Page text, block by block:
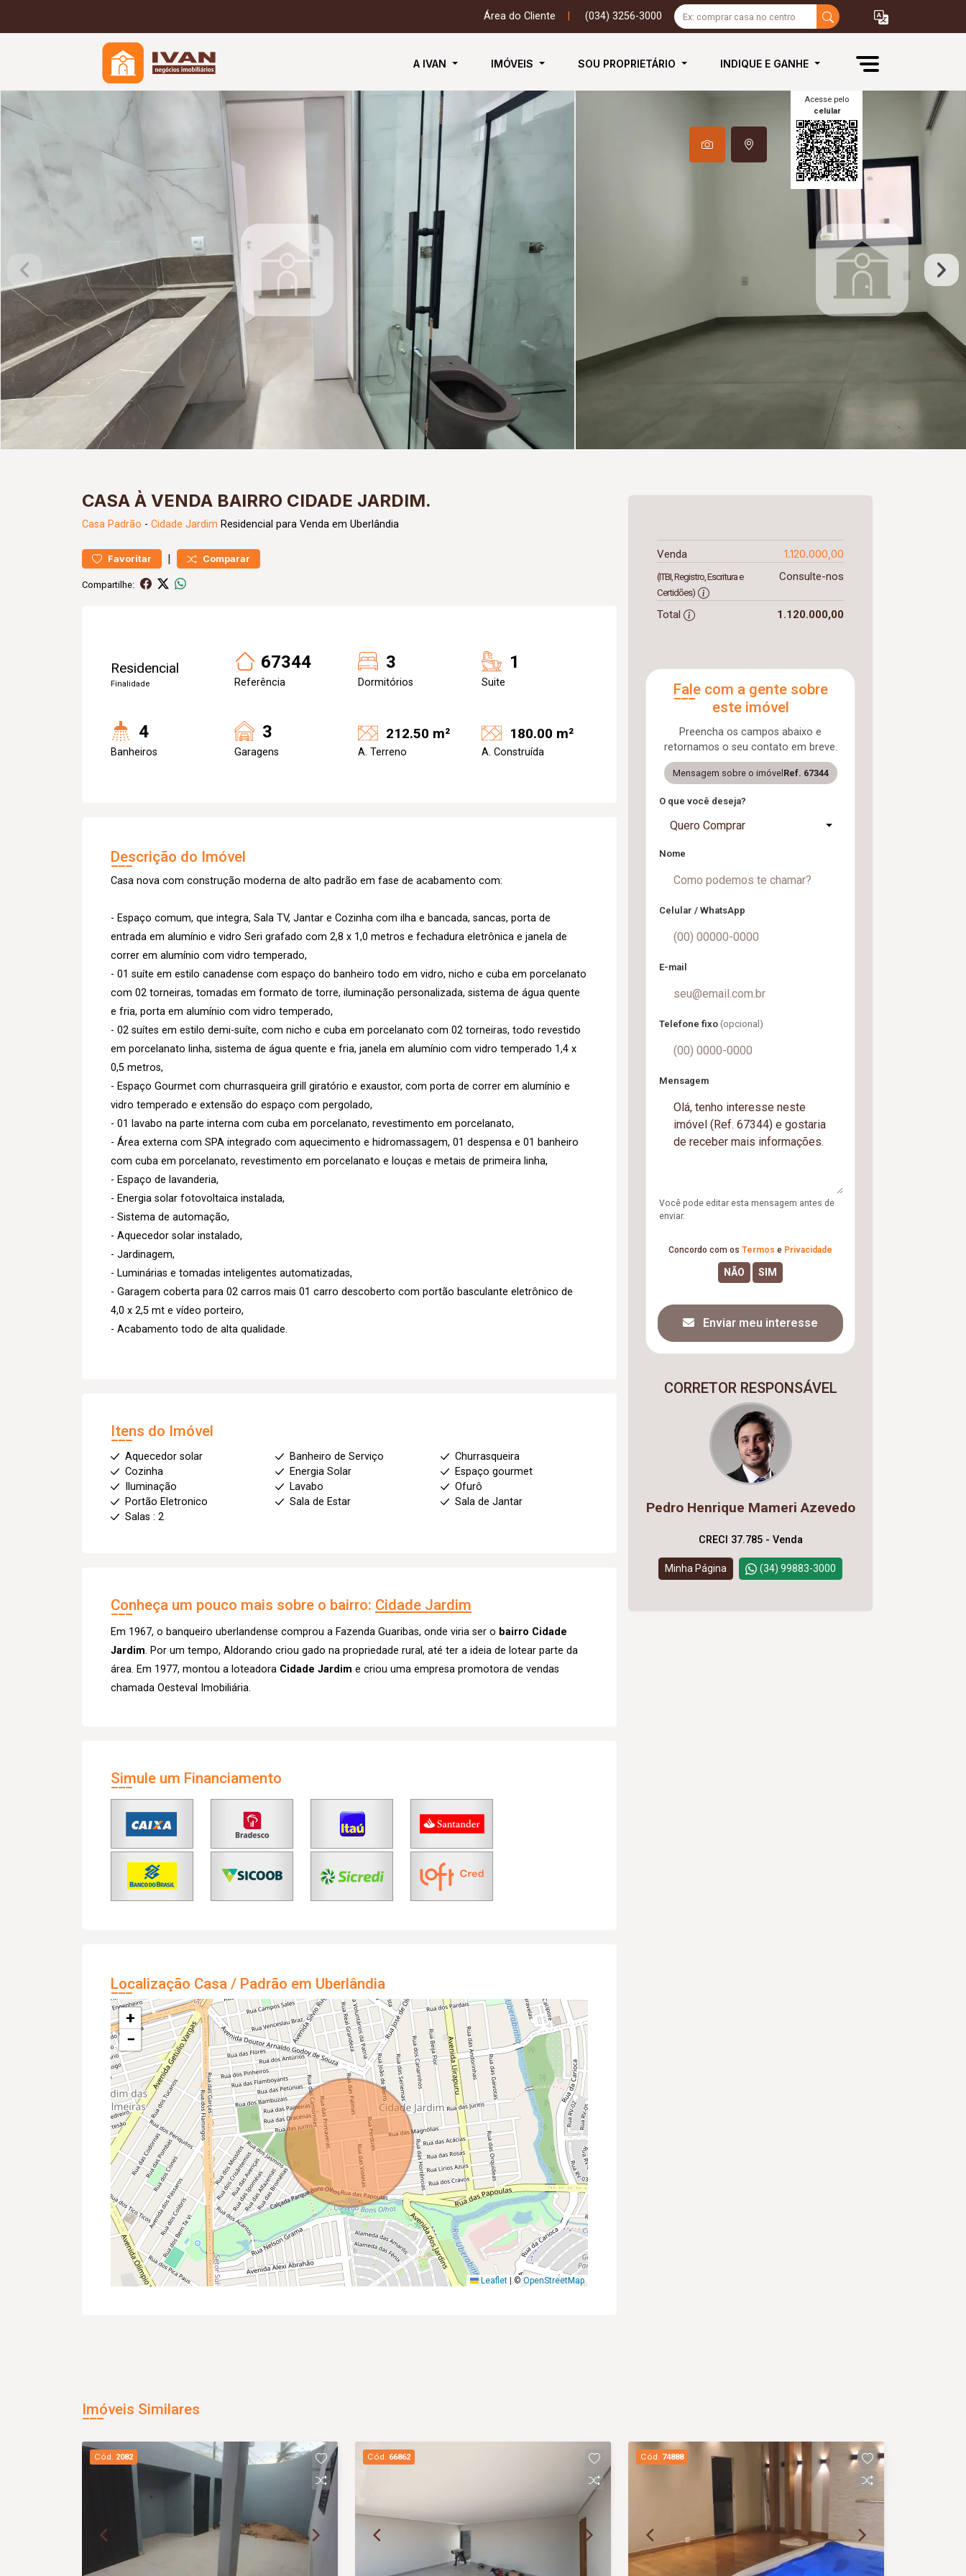
Área do Cliente (034) 3256-3000
A IVAN IMÓVEIS SOU PROPRIETÁRIO INDIQUE E GANHE
Acesse pelo
celular
CASA À VENDA BAIRRO CIDADE JARDIM.
Casa Padrão - Cidade Jardim Residencial para Venda em Uberlândia
Favoritar | Comparar
Compartilhe:
Residencial
Finalidade
67344
Referência
3
Dormitórios
1
Suite
4
Banheiros
3
Garagens
212.50 m²
A. Terreno
180.00 m²
A. Construída
Descrição do Imóvel
Casa nova com construção moderna de alto padrão em fase de acabamento com:
- Espaço comum, que integra, Sala TV, Jantar e Cozinha com ilha e bancada, sancas, porta de
entrada em alumínio e vidro Seri grafado com 2,8 x 1,0 metros e fechadura eletrônica e janela de
correr em alumínio com vidro temperado,
- 01 suíte em estilo canadense com espaço do banheiro todo em vidro, nicho e cuba em porcelanato
com 02 torneiras, tomadas em formato de torre, iluminação personalizada, sistema de água quente
e fria, porta em alumínio com vidro temperado,
- 02 suítes em estilo demi-suíte, com nicho e cuba em porcelanato com 02 torneiras, todo revestido
em porcelanato linha, sistema de água quente e fria, janela em alumínio com vidro temperado 1,4 x
0,5 metros,
- Espaço Gourmet com churrasqueira grill giratório e exaustor, com porta de correr em alumínio e
vidro temperado e extensão do espaço com pergolado,
- 01 lavabo na parte interna com cuba em porcelanato, revestimento em porcelanato,
- Área externa com SPA integrado com aquecimento e hidromassagem, 01 despensa e 01 banheiro
com cuba em porcelanato, revestimento em porcelanato e louças e metais de primeira linha,
- Espaço de lavanderia,
- Energia solar fotovoltaica instalada,
- Sistema de automação,
- Aquecedor solar instalado,
- Jardinagem,
- Luminárias e tomadas inteligentes automatizadas,
- Garagem coberta para 02 carros mais 01 carro descoberto com portão basculante eletrônico de
4,0 x 2,5 mt e vídeo porteiro,
- Acabamento todo de alta qualidade.
Itens do Imóvel
Aquecedor solar Banheiro de Serviço
Churrasqueira
Cozinha
Energia Solar
Espaço gourmet
Iluminação
Lavabo
Ofurô
Portão Eletronico
Sala de Estar
Sala de Jantar
Salas : 2
Conheça um pouco mais sobre o bairro: Cidade Jardim
Em 1967, o banqueiro uberlandense comprou a Fazenda Guaribas, onde viria ser o bairro Cidade
Jardim. Por um tempo, Aldorando criou gado na propriedade rural, até ter a ideia de lotear parte da
área. Em 1977, montou a loteadora Cidade Jardim e criou uma empresa promotora de vendas
chamada Oesteval Imobiliária.
Simule um Financiamento
Localização Casa / Padrão em Uberlândia
+
−
Leaflet ©OpenStreetMap
Venda 1.120.000,00
(ITBI, Registro, Escritura e
Certidões)
Consulte-nos
Total 1.120.000,00
Fale com a gente sobre
este imóvel
Preencha os campos abaixo e
retornamos o seu contato em breve.
Mensagem sobre o imóvel Ref. 67344
O que você deseja?
Quero Comprar
Nome
Celular / WhatsApp
E-mail
Telefone fixo (opcional)
Mensagem
Você pode editar esta mensagem antes de
enviar.
Concordo com os Termos e Privacidade
Enviar meu interesse
CORRETOR RESPONSÁVEL
Pedro Henrique Mameri Azevedo
CRECI 37.785 - Venda
Minha Página (34) 99883-3000
Imóveis Similares
Cód. 2082 Cód. 66862 Cód. 74888